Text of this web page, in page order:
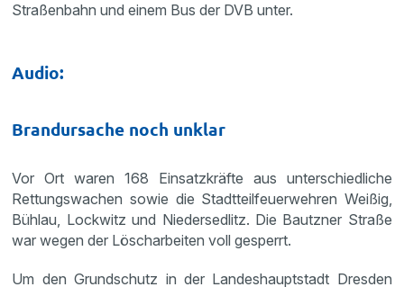
Straßenbahn und einem Bus der DVB unter.
Audio:
Brandursache noch unklar
Vor Ort waren 168 Einsatzkräfte aus unterschiedliche
Rettungswachen sowie die Stadtteilfeuerwehren Weißig,
Bühlau, Lockwitz und Niedersedlitz. Die Bautzner Straße
war wegen der Löscharbeiten voll gesperrt.
Um den Grundschutz in der Landeshauptstadt Dresden